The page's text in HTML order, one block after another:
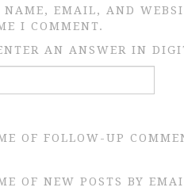
NAME, EMAIL, AND
I COMMENT.
AN ANSWER IN
OF FOLLOW-UP
OF NEW POSTS BY